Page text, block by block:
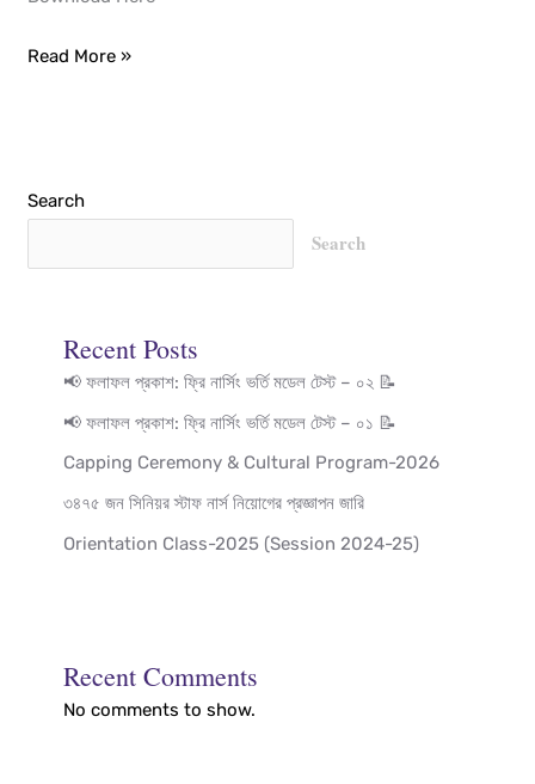
ongoing.
Read More »
Search
Search
Recent Posts
📢 ফলাফল প্রকাশ: ফ্রি নার্সিং ভর্তি মডেল টেস্ট – ০২ 📝
📢 ফলাফল প্রকাশ: ফ্রি নার্সিং ভর্তি মডেল টেস্ট – ০১ 📝
Capping Ceremony & Cultural Program-2026
৩৪৭৫ জন সিনিয়র স্টাফ নার্স নিয়োগের প্রজ্ঞাপন জারি
Orientation Class-2025 (Session 2024-25)
Recent Comments
No comments to show.